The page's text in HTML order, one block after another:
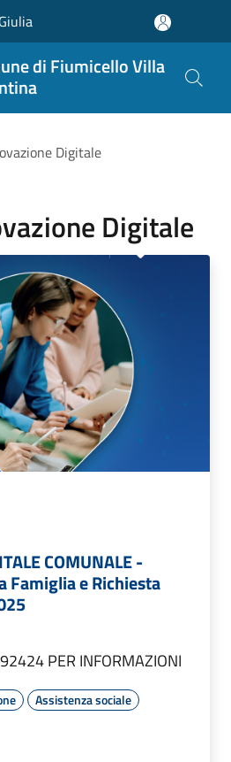
di Fiumicello Villa
Digitale
Digitale
COMUNALE -
Famiglia e Richiesta
PER INFORMAZIONI
Assistenza sociale